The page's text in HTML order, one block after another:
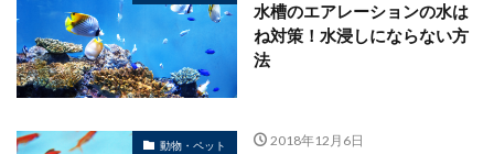
水槽のエアレーションの水は
ね対策！水浸しにならない方
法
動物・ペット 2018年12月6日